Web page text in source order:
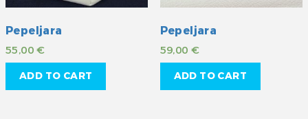
Pepeljara
55,00€
ADD TO CART
Pepeljara
59,00€
ADD TO CART